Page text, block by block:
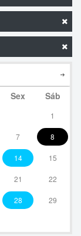
Sex Sáb
1
7 8
14 15
21 22
28 29